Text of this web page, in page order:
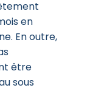
en
En outre,
être
sous